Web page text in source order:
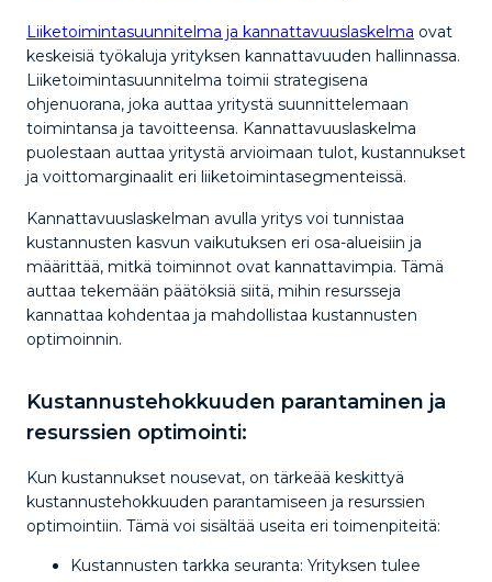
Liiketoimintasuunnitelma ja kannattavuuslaskelma ovat
keskeisiä työkaluja yrityksen kannattavuuden hallinnassa.
Liiketoimintasuunnitelma toimii strategisena
ohjenuorana, joka auttaa yritystä suunnittelemaan
toimintansa ja tavoitteensa. Kannattavuuslaskelma
puolestaan auttaa yritystä arvioimaan tulot, kustannukset
ja voittomarginaalit eri liiketoimintasegmenteissä.
Kannattavuuslaskelman avulla yritys voi tunnistaa
kustannusten kasvun vaikutuksen eri osa-alueisiin ja
määrittää, mitkä toiminnot ovat kannattavimpia. Tämä
auttaa tekemään päätöksiä siitä, mihin resursseja
kannattaa kohdentaa ja mahdollistaa kustannusten
optimoinnin.
Kustannustehokkuuden parantaminen ja
resurssien optimointi:
Kun kustannukset nousevat, on tärkeää keskittyä
kustannustehokkuuden parantamiseen ja resurssien
optimointiin. Tämä voi sisältää useita eri toimenpiteitä:
Kustannusten tarkka seuranta: Yrityksen tulee